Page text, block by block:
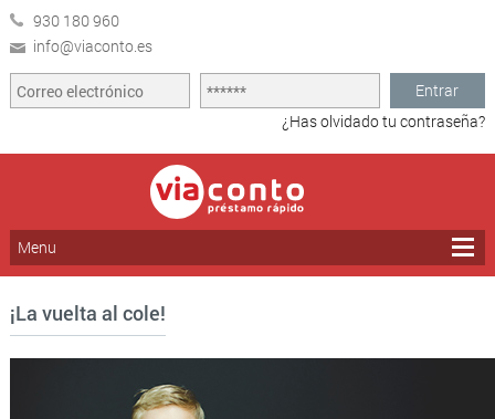
930 180 960
info@viaconto.es
Entrar
¿Has olvidado tu contraseña?
Menu
¡La vuelta al cole!